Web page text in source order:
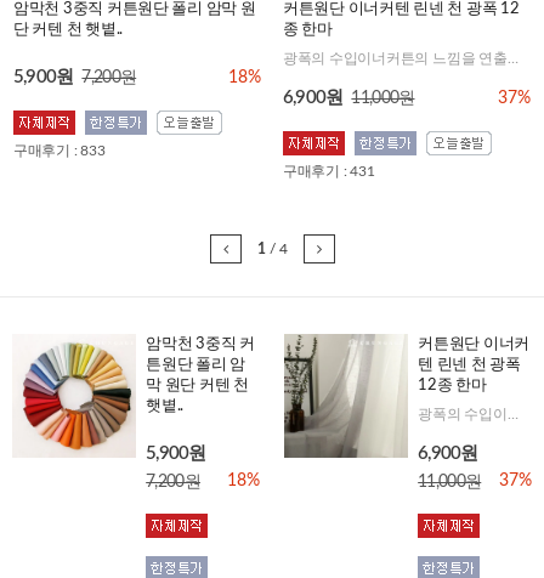
암막천 3중직 커튼원단 폴리 암막 원
단 커텐 천 햇볕..
5,900원 7,200원 18%
구매후기 : 833
커튼원단 이너커텐 린넨 천 광폭 12
종 한마
6,900원 11,000원 37%
구매후기 : 431
1 / 4
암막천 3중직 커
튼원단 폴리 암
막 원단 커텐 천
햇볕..
5,900원
7,200원 18%
커튼원단 이너커
텐 린넨 천 광폭
12종 한마
6,900원
11,000원 37%